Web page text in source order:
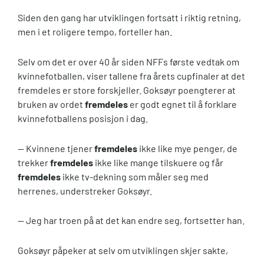
Siden den gang har utviklingen fortsatt i riktig retning,
men i et roligere tempo, forteller han.
Selv om det er over 40 år siden NFFs første vedtak om
kvinnefotballen, viser tallene fra årets cupfinaler at det
fremdeles er store forskjeller. Goksøyr poengterer at
bruken av ordet fremdeles er godt egnet til å forklare
kvinnefotballens posisjon i dag.
— Kvinnene tjenerfremdeles ikke like mye penger, de
trekkerfremdeles ikke like mange tilskuere og får
fremdeles ikke tv-dekning som måler seg med
herrenes, understreker Goksøyr.
— Jeg har troen på at det kan endre seg, fortsetter han.
Goksøyr påpeker at selv om utviklingen skjer sakte,